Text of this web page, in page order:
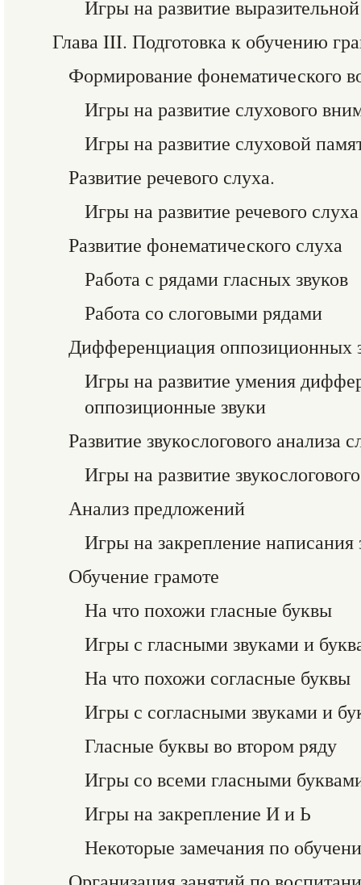
Игры на развитие
Глава III. Подготовка к обучению
Формирование фонематического
Игры на развитие слухового
Игры на развитие слуховой
Развитие речевого слуха.
Игры на развитие речевого слуха
Развитие фонематического слуха
Работа с рядами гласных звуков
Работа со слоговыми рядами
Дифференциация оппозиционных
Игры на развитие умения
оппозиционные звуки
Развитие звукослогового анализа
Игры на развитие
Анализ предложений
Игры на закрепление написания
Обучение грамоте
На что похожи гласные буквы
Игры с гласными звуками и
На что похожи согласные буквы
Игры с согласными звуками и
Гласные буквы во втором ряду
Игры со всеми гласными
Игры на закрепление И и Ь
Некоторые замечания по